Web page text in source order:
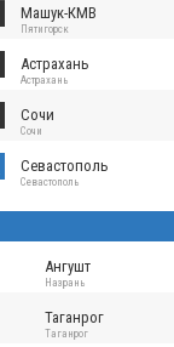
Машук-КМВ
Пятигорск
Астрахань
Астрахань
Сочи
Сочи
Севастополь
Севастополь
Ангушт
Назрань
Таганрог
Таганрог